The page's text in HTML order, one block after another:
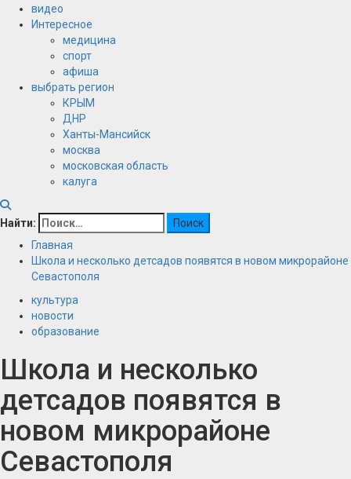
видео
Интересное
медицина
спорт
афиша
выбрать регион
КРЫМ
ДНР
Ханты-Мансийск
москва
московская область
калуга
Найти:
Главная
Школа и несколько детсадов появятся в новом микрорайоне
Севастополя
культура
новости
образование
Школа и несколько
детсадов появятся в
новом микрорайоне
Севастополя